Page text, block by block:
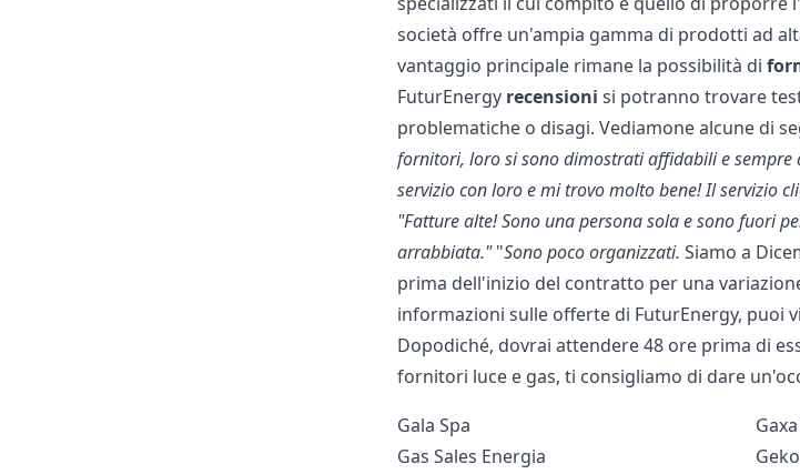
società offre un'ampia gamma di prodotti ad
vantaggio principale rimane la possibilità di
FuturEnergy recensioni si potranno trovare
problematiche o disagi. Vediamone alcune di
fornitori, loro si sono dimostrati affidabili e
servizio con loro e mi trovo molto bene! Il servizio
"Fatture alte! Sono una persona sola e sono fuori
arrabbiata.""Sono poco organizzati. Siamo a
prima dell'inizio del contratto per una
informazioni sulle offerte di FuturEnergy, puoi
Dopodiché, dovrai attendere 48 ore prima di
fornitori luce e gas, ti consigliamo di dare
Gala Spa
Gas Sales Energia